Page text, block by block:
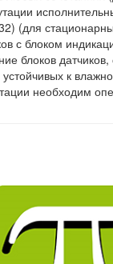
(для
с блоком
блоков
к
необходим